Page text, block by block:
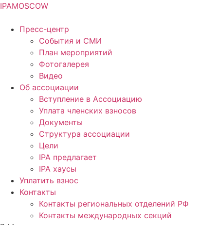
IPAMOSCOW
Пресс-центр
События и СМИ
План мероприятий
Фотогалерея
Видео
Об ассоциации
Вступление в Ассоциацию
Уплата членских взносов
Документы
Структура ассоциации
Цели
IPA предлагает
IPA хаусы
Уплатить взнос
Контакты
Контакты региональных отделений РФ
Контакты международных секций